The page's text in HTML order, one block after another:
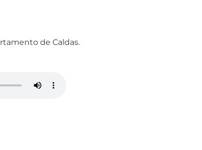
de Caldas.